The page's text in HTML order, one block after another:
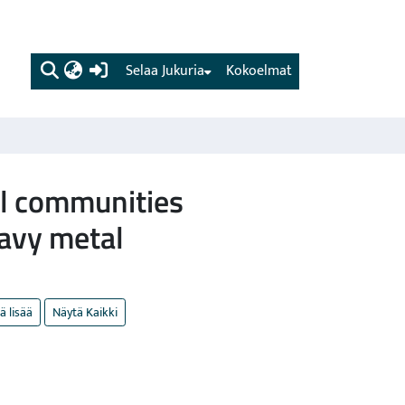
(current) Kokoelmat
Selaa Jukuria
communities
metal
lisää Näytä Kaikki